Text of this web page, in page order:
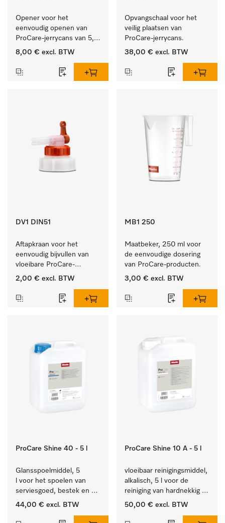
Opener voor het
eenvoudig openen van
ProCare-jerrycans van 5,
10 en 20 l.
8,00 € excl. BTW
Opvangschaal voor het
veilig plaatsen van
ProCare-jerrycans.
38,00 € excl. BTW
DV1 DIN51
Aftapkraan voor het
eenvoudig bijvullen van
vloeibare ProCare-
producten.
2,00 € excl. BTW
MB1 250
Maatbeker, 250 ml voor
de eenvoudige dosering
van ProCare-producten.
3,00 € excl. BTW
ProCare Shine 40 - 5 l
Glansspoelmiddel, 5
l voor het spoelen van
serviesgoed, bestek en
ideaal voor glazen.
44,00 € excl. BTW
ProCare Shine 10 A - 5 l
vloeibaar reinigingsmiddel,
alkalisch, 5 l voor de
reiniging van hardnekkig
vuil op serviesgoed,
50,00 € excl. BTW